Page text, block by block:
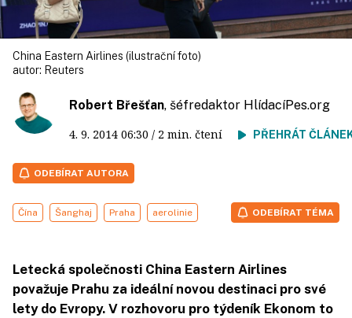
China Eastern Airlines (ilustrační foto)
autor: Reuters
Robert Břešťan, šéfredaktor HlídacíPes.org
4. 9. 2014 06:30 / 2 min. čtení PŘEHRÁT
ODEBÍRAT AUTORA
Čína Šanghaj Praha aerolinie ODEBÍRAT TÉMA
Letecká společnosti China Eastern Airlines
považuje Prahu za ideální novou destinaci pro své
lety do Evropy. V rozhovoru pro týdeník Ekonom to